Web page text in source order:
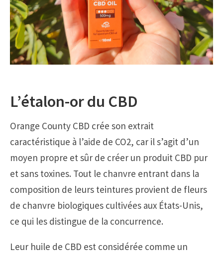
L’étalon-or du CBD
Orange County CBD crée son extrait
caractéristique à l’aide de CO2, car il s’agit d’un
moyen propre et sûr de créer un produit CBD pur
et sans toxines. Tout le chanvre entrant dans la
composition de leurs teintures provient de fleurs
de chanvre biologiques cultivées aux États-Unis,
ce qui les distingue de la concurrence.
Leur huile de CBD est considérée comme un